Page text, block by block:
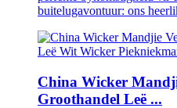
buitelugavontuur: ons
China Wicker
Groothandel Leë ...